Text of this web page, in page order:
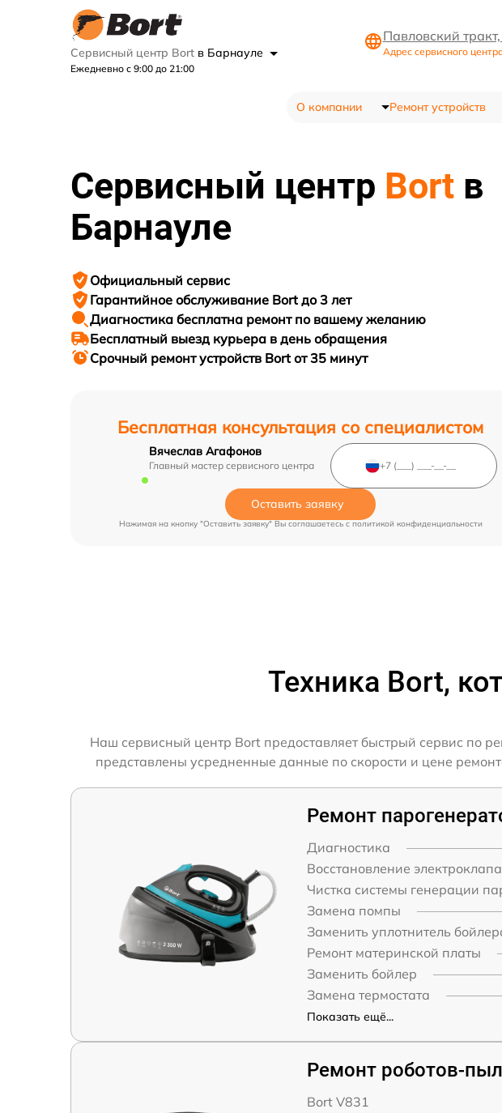
Сервисный центр Bort в Барнауле
Ежедневно с 9:00 до 21:00
Павловский
Адрес сервисного
О компании Ремонт устройств
Сервисный центр Bort в
Барнауле
Бесплатная консультация со специалистом
Вячеслав Агафонов
Главный мастер сервисного центра
Оставить заявку
Нажимая на кнопку "Оставить заявку" Вы соглашаетесь cполитикой конфиденциальности
Официальный сервис
Гарантийное обслуживание Bort до 3 лет
Диагностика бесплатна ремонт по вашему желанию
Бесплатный выезд курьера в день обращения
Срочный ремонтустройств Bort от 35 минут
Техника Bort,
Наш сервисный центр Bort предоставляет быстрый сервис по
представлены усредненные данные по скорости и цене
Ремонт
Диагностика
Восстановление
Чистка системы генерации
Замена помпы
Заменить уплотнитель
Ремонт материнской платы
Заменить бойлер
Замена термостата
Показать ещё...
Ремонт роботов-
Bort V831